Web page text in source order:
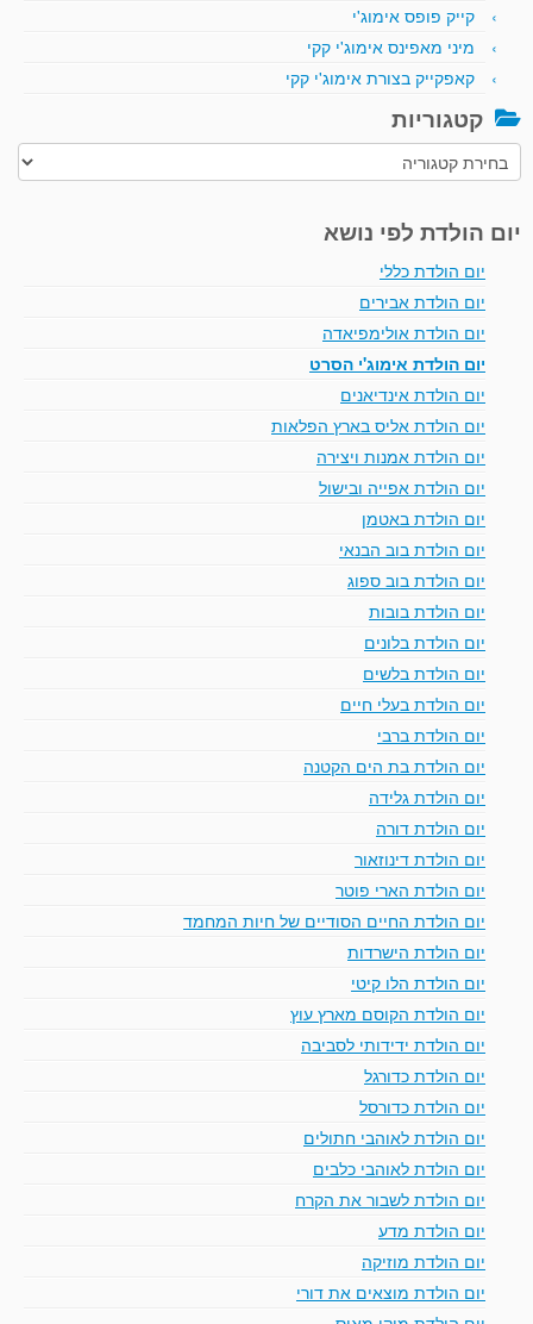
קייק פופס אימוג'י
מיני מאפינס אימוג'י קקי
קאפקייק בצורת אימוג'י קקי
קטגוריות
קטגוריות
יום הולדת לפי נושא
יום הולדת כללי
יום הולדת אבירים
יום הולדת אולימפיאדה
יום הולדת אימוג'י הסרט
יום הולדת אינדיאנים
יום הולדת אליס בארץ הפלאות
יום הולדת אמנות ויצירה
יום הולדת אפייה ובישול
יום הולדת באטמן
יום הולדת בוב הבנאי
יום הולדת בוב ספוג
יום הולדת בובות
יום הולדת בלונים
יום הולדת בלשים
יום הולדת בעלי חיים
יום הולדת ברבי
יום הולדת בת הים הקטנה
יום הולדת גלידה
יום הולדת דורה
יום הולדת דינוזאור
יום הולדת הארי פוטר
יום הולדת החיים הסודיים של חיות המחמד
יום הולדת הישרדות
יום הולדת הלו קיטי
יום הולדת הקוסם מארץ עוץ
יום הולדת ידידותי לסביבה
יום הולדת כדורגל
יום הולדת כדורסל
יום הולדת לאוהבי חתולים
יום הולדת לאוהבי כלבים
יום הולדת לשבור את הקרח
יום הולדת מדע
יום הולדת מוזיקה
יום הולדת מוצאים את דורי